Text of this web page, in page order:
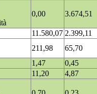
0,00 3.674,51
11.580,07 2.399,11
211,98
65,70
1,47
0,45
11,20
4,87